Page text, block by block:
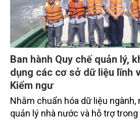
Ban hành Quy chế quản lý,
dụng các cơ sở dữ liệu lĩnh
Kiểm ngư
Nhằm chuẩn hóa dữ liệu ngành,
quản lý nhà nước và hỗ trợ